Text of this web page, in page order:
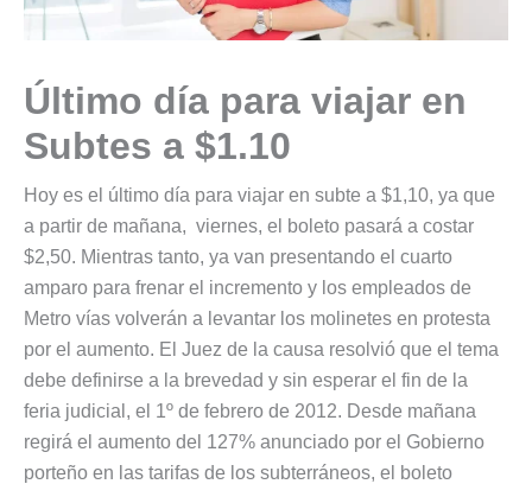
Último día para viajar en
Subtes a $1.10
Hoy es el último día para viajar en subte a $1,10, ya que
a partir de mañana, viernes, el boleto pasará a costar
$2,50. Mientras tanto, ya van presentando el cuarto
amparo para frenar el incremento y los empleados de
Metro vías volverán a levantar los molinetes en protesta
por el aumento. El Juez de la causa resolvió que el tema
debe definirse a la brevedad y sin esperar el fin de la
feria judicial, el 1º de febrero de 2012. Desde mañana
regirá el aumento del 127% anunciado por el Gobierno
porteño en las tarifas de los subterráneos, el boleto